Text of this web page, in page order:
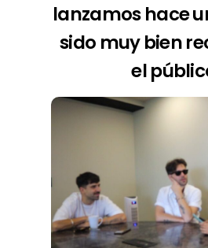
lanzamos hace
sido muy bien
el